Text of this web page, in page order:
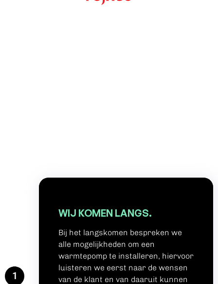
WIJ KOMEN LANGS.
Bij het langskomen bespreken we
alle mogelijkheden om een
warmtepomp te installeren, hiervoor
luisteren we eerst naar de wensen
van de klant en van daaruit kunnen
1